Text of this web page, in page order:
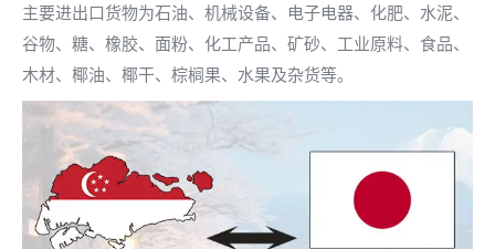
主要进出口货物为石油、机械设备、电子电器、化肥、水泥、
谷物、糖、橡胶、面粉、化工产品、矿砂、工业原料、食品、
木材、椰油、椰干、棕榈果、水果及杂货等。